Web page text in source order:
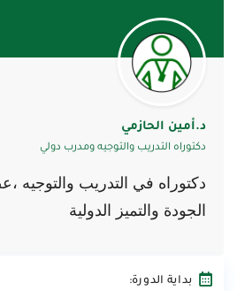
د.أمين الحازمي
دكتوراه التدريب والتوجيه ومدرب دولي
دكتوراه في التدريب
الجودة والتميز الدولية
بداية الدورة: